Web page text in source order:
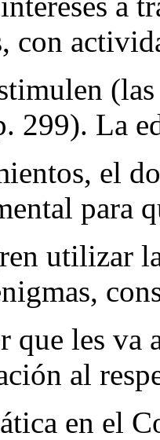
con
299). La
el
para
utilizar
que les va
al
en el